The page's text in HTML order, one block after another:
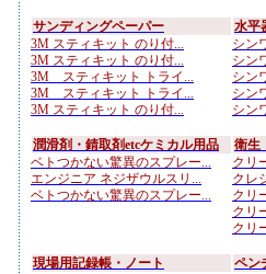
サンディングペーパー
3M スティキット のり付...
3M スティキット のり付...
3M スティキット トライ...
3M スティキット トライ...
3M スティキット のり付...
水平
シン
シン
シン
シン
シン
潤滑剤・錆取剤etcケミカル用品
ベトつかない驚異のスプレー...
エンジニア ネジザウルスリ...
ベトつかない驚異のスプレー...
衛生
クリ
クレ
クリ
クリ
クリ
現場用記録帳・ノート
ペン